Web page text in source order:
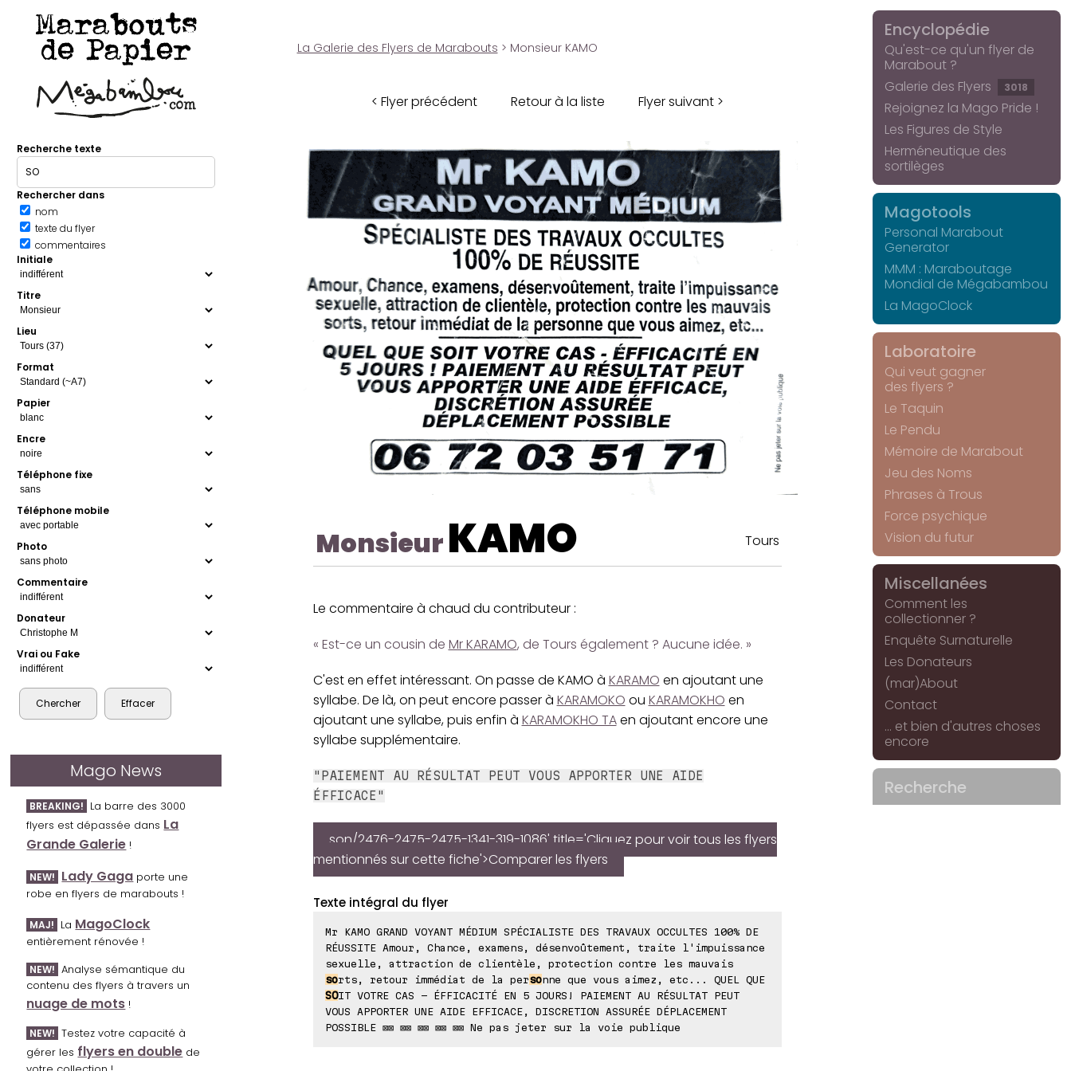
Marabouts
de Papier
Recherche texte
Rechercher dans
nom
texte du flyer
commentaires
Initiale
Titre
Lieu
Format
Papier
Encre
Téléphone fixe
Téléphone mobile
Photo
Commentaire
Donateur
Vrai ou Fake
Mago News
BREAKING! La barre des 3000
flyers est dépassée dans La
Grande Galerie !
NEW! Lady Gaga porte une
robe en flyers de marabouts !
MAJ! La MagoClock
entièrement rénovée !
NEW! Analyse sémantique du
contenu des flyers à travers un
nuage de mots !
NEW! Testez votre capacité à
gérer les flyers en double de
La Galerie des Flyers de Marabouts > Monsieur KAMO
< Flyer précédent Retour à la liste Flyer suivant >
MonsieurKAMO Tours
Le commentaire à chaud du contributeur :
« Est-ce un cousin de Mr KARAMO, de Tours également ? Aucune idée. »
C'est en effet intéressant. On passe de KAMO à KARAMO en ajoutant une
syllabe. De là, on peut encore passer à KARAMOKO ou KARAMOKHO en
ajoutant une syllabe, puis enfin à KARAMOKHO TAen ajoutant encore une
syllabe supplémentaire.
"PAIEMENT AU RÉSULTAT PEUT VOUS APPORTER UNE AIDE
ÉFFICACE"
son/2476-2475-2475-1341-319-1086' title='Cliquez pour voir tous les flyers
mentionnés sur cette fiche'>Comparer les flyers
Texte intégral du flyer
Mr KAMO GRAND VOYANT MÉDIUM SPÉCIALISTE DES TRAVAUX OCCULTES 100% DE
RÉUSSITE Amour, Chance, examens, désenvoûtement, traite l'impuissance
sexuelle, attraction de clientèle, protection contre les mauvais
sorts, retour immédiat de la personne que vous aimez, etc... QUEL QUE
SOIT VOTRE CAS - ÉFFICACITÉ EN 5 JOURS! PAIEMENT AU RÉSULTAT PEUT
VOUS APPORTER UNE AIDE EFFICACE, DISCRETION ASSURÉE DÉPLACEMENT
POSSIBLE ⊠⊠ ⊠⊠ ⊠⊠ ⊠⊠ ⊠⊠ Ne pas jeter sur la voie publique
Encyclopédie
Qu'est-ce qu'un flyer de
Marabout ?
Galerie des Flyers
3018
Rejoignez la Mago Pride !
Les Figures de Style
Herméneutique des
sortilèges
Magotools
Personal Marabout
Generator
MMM : Maraboutage
Mondial de Mégabambou
La MagoClock
Laboratoire
Qui veut gagner
des flyers ?
Le Taquin
Le Pendu
Mémoire de Marabout
Jeu des Noms
Phrases à Trous
Force psychique
Vision du futur
Miscellanées
Comment les
collectionner ?
Enquête Surnaturelle
Les Donateurs
(mar)About
Contact
... et bien d'autres choses
encore
Recherche